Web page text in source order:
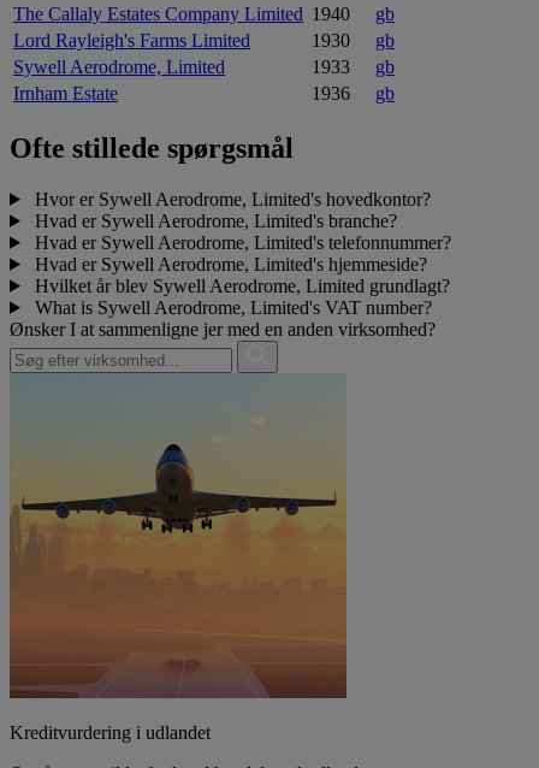
The Callaly Estates Company Limited 1940
gb
Lord Rayleigh's Farms Limited
1930
gb
Sywell Aerodrome, Limited
1933
gb
Irnham Estate
1936 gb
Ofte stillede spørgsmål
Hvor er Sywell Aerodrome, Limited's hovedkontor?
Hvad er Sywell Aerodrome, Limited's branche?
Hvad er Sywell Aerodrome, Limited's telefonnummer?
Hvad er Sywell Aerodrome, Limited's hjemmeside?
Hvilket år blev Sywell Aerodrome, Limited grundlagt?
What is Sywell Aerodrome, Limited's VAT number?
Ønsker I at sammenligne jer med en anden virksomhed?
Kreditvurdering i udlandet